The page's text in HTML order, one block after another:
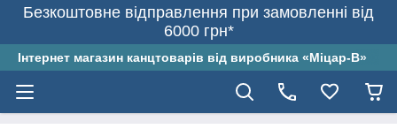
Безкоштовне відправлення при замовленні від
6000 грн*
Інтернет магазин канцтоварів від виробника «Міцар-В»